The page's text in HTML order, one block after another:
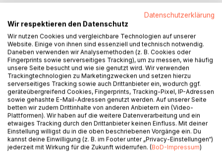
Vielleicht versuchen sie gerade heute, sich zu finden weil
es so trendy und sexy ist.
Aber vielleicht gibt es da ein Thema. Etwas was sie lange
schon beschäftigt, schlummert, fasziniert und auf eine
besondere Art anzieht.
Nicht das „was ich will“ sondern „das, was mich will!“.
Dieses Buch ist eine farbenreiche Angebotspalette an die
Menschen, die sich mit dem Thema Selbsterfahrung und
Struktur beschäftigen wollen. Es soll EinsteigerInnen,
WiedereinsteigerInnen genauso wie Profis faszinieren. Ob
nun in der Rolle als SeminarleiterIn, als SeminarteilnehmerIn,
Datenschutzerklärung
Wir respektieren den Datenschutz
Wir nutzen Cookies und vergleichbare Technologien auf unserer
Website. Einige von ihnen sind essenziell und technisch notwendig.
Daneben verwenden wir Analysemethoden (z. B. Cookies oder
Fingerprints sowie serverseitiges Tracking), um zu messen, wie häufig
unsere Seite besucht und wie sie genutzt wird. Wir verwenden
Trackingtechnologien zu Marketingzwecken und setzen hierzu
serverseitiges Tracking sowie auch Drittanbieter ein, wodurch ggf.
geräteübergreifend Cookies, Fingerprints, Tracking-Pixel, IP-Adressen
sowie gehashte E-Mail-Adressen genutzt werden. Auf unserer Seite
betten wir zudem Drittinhalte von anderen Anbietern ein (Video-
Plattformen). Wir haben auf die weitere Datenverarbeitung und ein
etwaiges Tracking durch den Drittanbieter keinen Einfluss. Mit deiner
Einstellung willigst du in die oben beschriebenen Vorgänge ein. Du
kannst deine Einwilligung (z. B. im Footer unter „Privacy-Einstellungen“)
jederzeit mit Wirkung für die Zukunft widerrufen. (BoD-Impressum)